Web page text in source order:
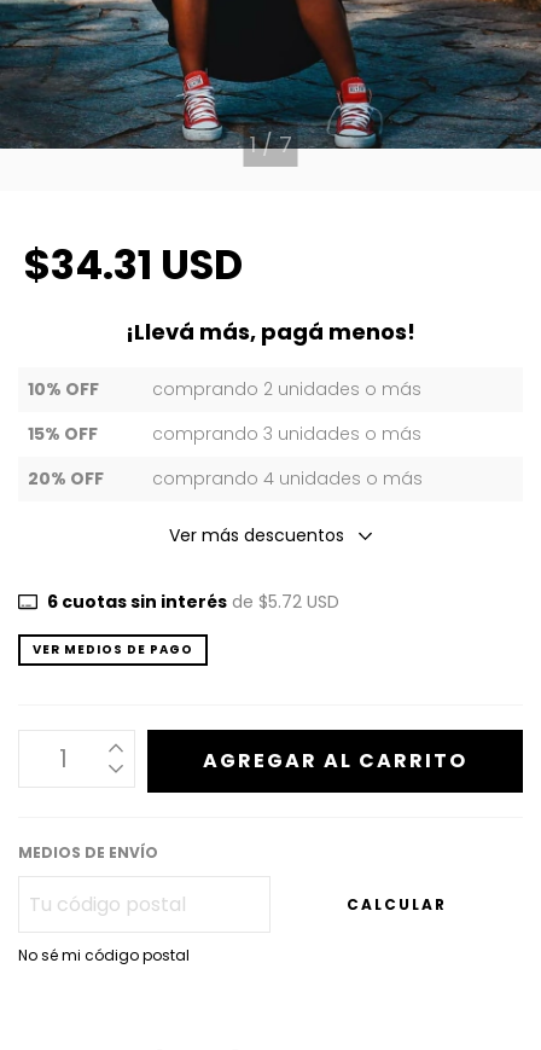
1/7
$34.31 USD
¡Llevá más, pagá menos!
10% OFF
comprando 2 unidades o más
15% OFF
comprando 3 unidades o más
20% OFF
comprando 4 unidades o más
Ver más descuentos
6cuotas sin interésde $5.72 USD
VER MEDIOS DE PAGO
MEDIOS DE ENVÍO
CALCULAR
No sé mi código postal